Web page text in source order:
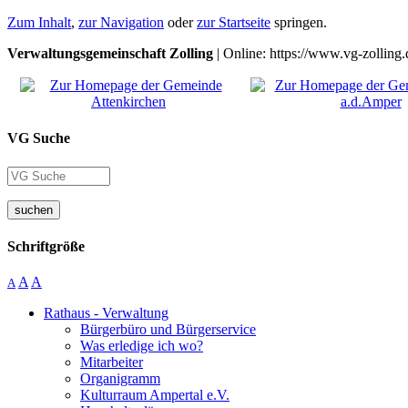
Zum Inhalt, zur Navigation oderzur Startseite springen.
Verwaltungsgemeinschaft Zolling | Online: https://www.vg-
VG Suche
suchen
Schriftgröße
A A A
Rathaus - Verwaltung
Bürgerbüro und Bürgerservice
Was erledige ich wo?
Mitarbeiter
Organigramm
Kulturraum Ampertal e.V.